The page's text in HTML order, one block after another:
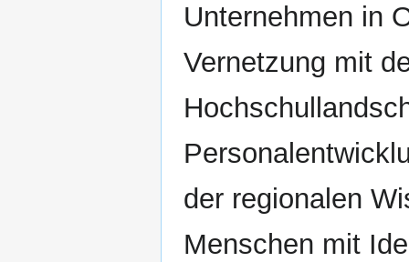
Unternehmen in
Vernetzung mit
der regionalen
Menschen mit